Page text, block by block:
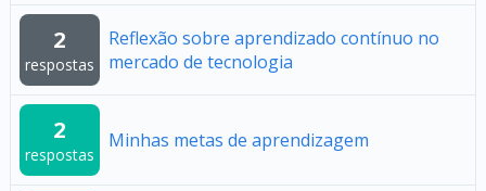
2
respostas
Reflexão sobre aprendizado contínuo no
mercado de tecnologia
2
respostas
Minhas metas de aprendizagem